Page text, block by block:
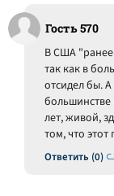
Гость 570
Ответить (0)
В США "ранее
так как в
отсидел бы.
большинстве
лет, живой,
том, что